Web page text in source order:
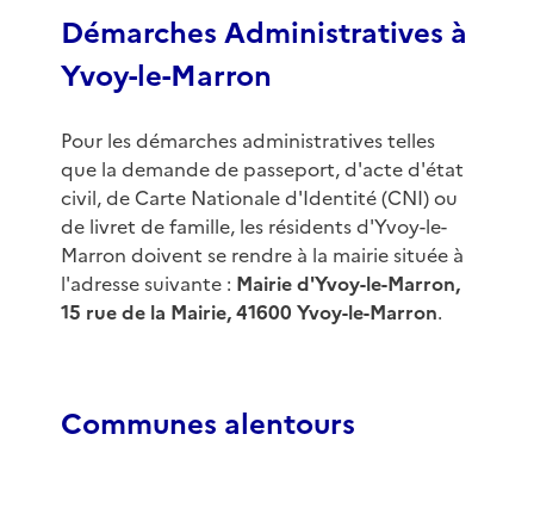
Démarches Administratives à
Yvoy-le-Marron
Pour les démarches administratives telles
que la demande de passeport, d'acte d'état
civil, de Carte Nationale d'Identité (CNI) ou
de livret de famille, les résidents d'Yvoy-le-
Marron doivent se rendre à la mairie située à
l'adresse suivante : Mairie d'Yvoy-le-Marron,
15 rue de la Mairie, 41600 Yvoy-le-Marron.
Communes alentours